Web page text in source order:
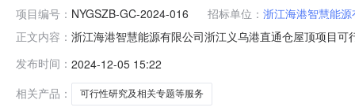
项目编号： NYGSZB-GC-2024-016 招标单位： 浙江海港智慧能
正文内容： 浙江海港智慧能源有限公司浙江义乌港直通仓屋顶项目
港智慧能源有限公司招标代理机构：宁波国咨工程造价
发布时间： 2024-12-05 15:22
相关产品：
可行性研究及相关专题等服务